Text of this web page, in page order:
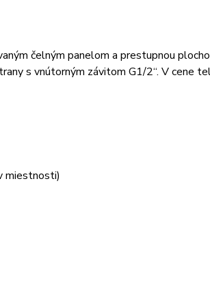
čelným panelom a prestupnou
s vnútorným závitom G1/2“. V cene
miestnosti)